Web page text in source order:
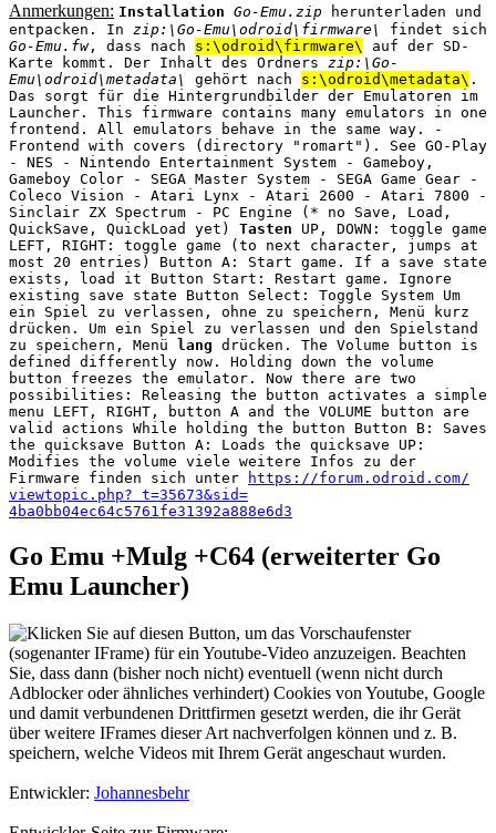
Anmerkungen: Installation Go-Emu.zip herunterladen und
entpacken. In zip:\Go-Emu\odroid\firmware\
findet sich
Go-Emu.fw, dass nach s:\odroid\firmware\
auf der SD-
Karte kommt. Der Inhalt des Ordners zip:\Go-
Emu\odroid\metadata\
gehört nach s:\odroid\metadata\ .
Das sorgt für die Hintergrundbilder der Emulatoren im
Launcher. This firmware contains many emulators in one
frontend. All emulators behave in the same way. -
Frontend with covers (directory "romart"). See GO-Play
- NES - Nintendo Entertainment System - Gameboy,
Gameboy Color - SEGA Master System - SEGA Game Gear -
Coleco Vision - Atari Lynx - Atari 2600 - Atari 7800 -
Sinclair ZX Spectrum - PC Engine (* no Save, Load,
QuickSave, QuickLoad yet) Tasten UP, DOWN: toggle game
LEFT, RIGHT: toggle game (to next character, jumps at
most 20 entries) Button A: Start game. If a save state
exists, load it Button Start: Restart game. Ignore
existing save state Button Select: Toggle System Um
ein Spiel zu verlassen, ohne zu speichern, Menü kurz
drücken. Um ein Spiel zu verlassen und den Spielstand
zu speichern, Menü
lang drücken. The Volume button is
defined differently now. Holding down the volume
button freezes the emulator. Now there are two
possibilities: Releasing the button activates a simple
menu LEFT, RIGHT, button A and the VOLUME button are
valid actions While holding the button Button B: Saves
the quicksave Button A: Loads the quicksave UP:
Modifies the volume viele weitere Infos zu der
Firmware finden sich unter
https://forum.odroid.com/
viewtopic.php? t=35673&sid=
4ba0bb04ec64c5761fe31392a888e6d3
Go Emu +Mulg +C64 (erweiterter Go
Emu Launcher)
Entwickler: Johannesbehr